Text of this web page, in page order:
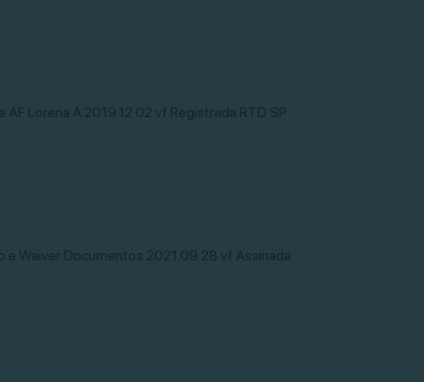
Lorena A 2019.12 02 vf Registrada RTD SP
e Waiver Documentos 2021.09.28 vf Assinada